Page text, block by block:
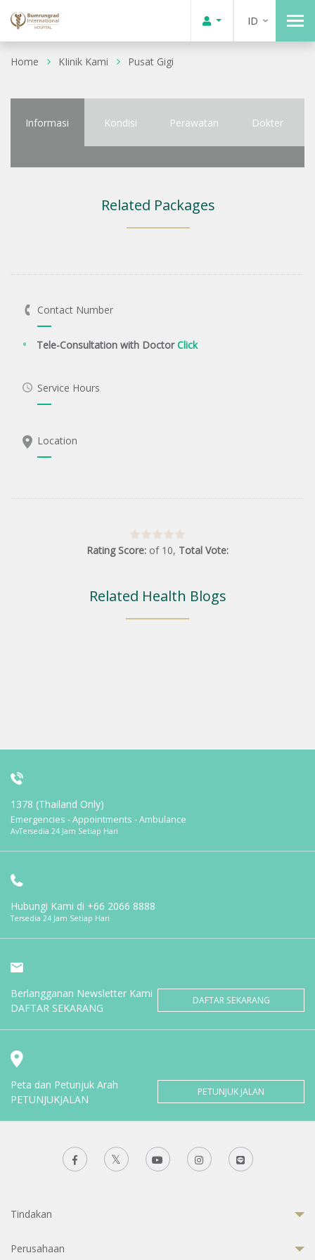
ID
Home KIinik Kami Pusat Gigi
Informasi Kondisi Perawatan Dokter
Related Packages
Contact Number
Tele-Consultation with DoctorClick
Service Hours
Location
Rating Score: of 10, Total Vote:
Related Health Blogs
1378 (Thailand Only)
Emergencies - Appointments - Ambulance
AvTersedia 24 Jam Setiap Hari
Hubungi Kami di +66 2066 8888
Tersedia 24 Jam Setiap Hari
Berlangganan Newsletter Kami
DAFTAR SEKARANG
DAFTAR SEKARANG
Peta dan Petunjuk Arah
PETUNJUKJALAN
PETUNJUK JALAN
Tindakan
Perusahaan